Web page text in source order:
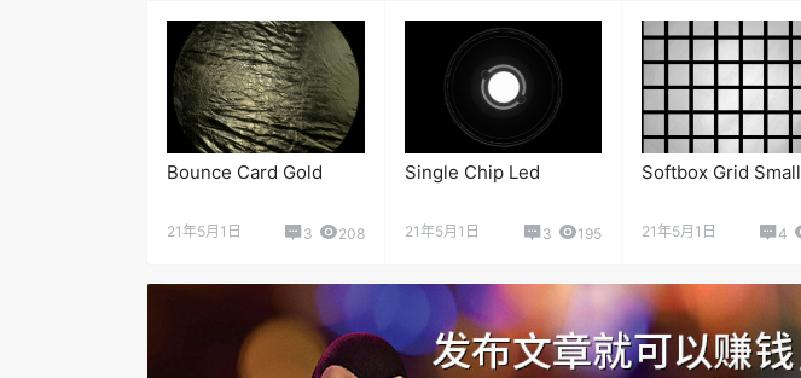
Bounce Card Gold
21年5月1日 3 208
Single Chip Led
21年5月1日 3 195
Softbox Grid Small
21年5月1日 4